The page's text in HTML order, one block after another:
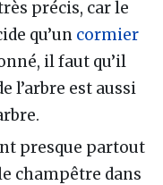
précis, car le
qu’un cormier
il faut qu’il
l’arbre est aussi
presque partout
champêtre dans